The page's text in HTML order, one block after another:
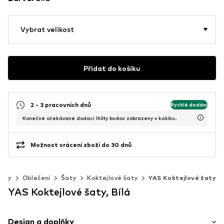
Vybrat velikost
Přidat do košíku
2 - 3 pracovních dnů Rychlé dodání
Konečné očekávané dodací lhůty budou zobrazeny v košíku.
Možnost vrácení zboží do 30 dnů
Oblečení Šaty Koktejlové šaty YAS Koktejlové šaty
YAS Koktejlové šaty, Bílá
Design a doplňky